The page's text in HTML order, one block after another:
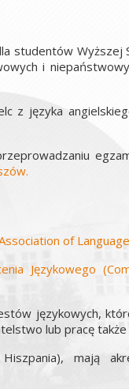
studentów Wyższej
i
z języka
of
Językowego
językowych,
lub pracę także
mają